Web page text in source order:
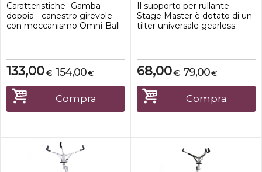
Caratteristiche- Gamba
doppia - canestro girevole -
con meccanismo Omni-Ball
€
133,00 €
154,00
Compra
Il supporto per rullante
Stage Master è dotato di un
tilter universale gearless.
utilizzando l'attrito della
piastra metallica anziché gli
ingranaggi tradizionali.
Inoltre, il cestello del rullante
può essere regolato a qua...
€
68,00 €
79,00
Compra